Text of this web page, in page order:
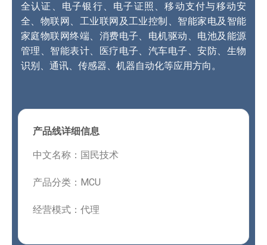
全认证、电子银行、电子证照、移动支付与移动安
全、物联网、工业联网及工业控制、智能家电及智能
家庭物联网终端、消费电子、电机驱动、电池及能源
管理、智能表计、医疗电子、汽车电子、安防、生物
识别、通讯、传感器、机器自动化等应用方向。
产品线详细信息
中文名称：国民技术
产品分类：MCU
经营模式：代理